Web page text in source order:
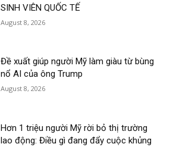
SINH VIÊN QUỐC TẾ
August 8, 2026
Đề xuất giúp người Mỹ làm giàu từ bùng
nổ AI của ông Trump
August 8, 2026
Hơn 1 triệu người Mỹ rời bỏ thị trường
lao động: Điều gì đang đẩy cuộc khủng